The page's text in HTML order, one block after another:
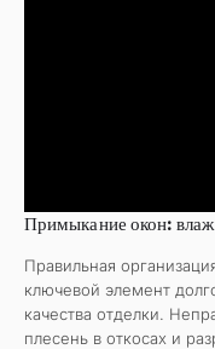
Примыкание окон:
Правильная
ключевой элемент
качества отделки.
плесень в откосах и